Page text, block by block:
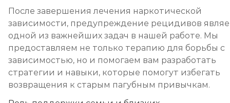
После завершения лечения наркотической
зависимости, предупреждение рецидивов
одной из важнейших задач в нашей работе. Мы
предоставляем не только терапию для борьбы с
зависимостью, но и помогаем вам разработать
стратегии и навыки, которые помогут избегать
возвращения к старым пагубным привычкам.